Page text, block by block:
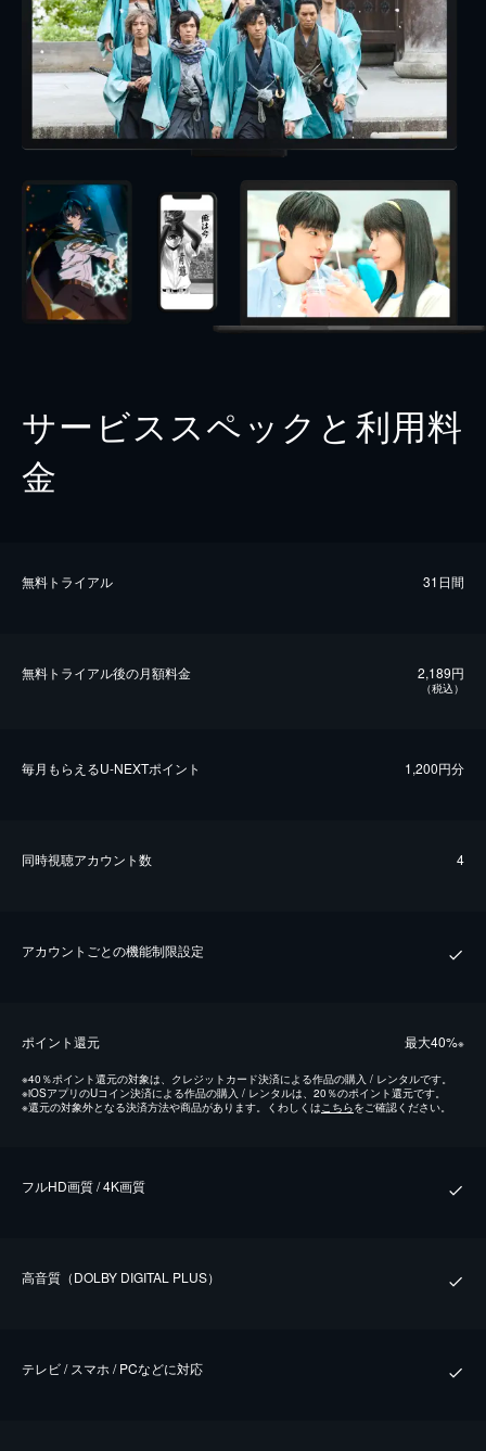
サービススペックと利用料
金
無料トライアル 31日間
無料トライアル後の⽉額料金 2,189円
（税込）
毎⽉もらえるU-NEXTポイント 1,200円分
同時視聴アカウント数 4
アカウントごとの機能制限設定
ポイント還元 最⼤40%※
※40％ポイント還元の対象は、クレジットカード決済による作品の購入 / レンタルです。
※iOSアプリのUコイン決済による作品の購入 / レンタルは、20％のポイント還元です。
※還元の対象外となる決済方法や商品があります。くわしくはこちらをご確認ください。
フルHD画質 / 4K画質
⾼⾳質（DOLBY DIGITAL PLUS）
テレビ / スマホ / PCなどに対応